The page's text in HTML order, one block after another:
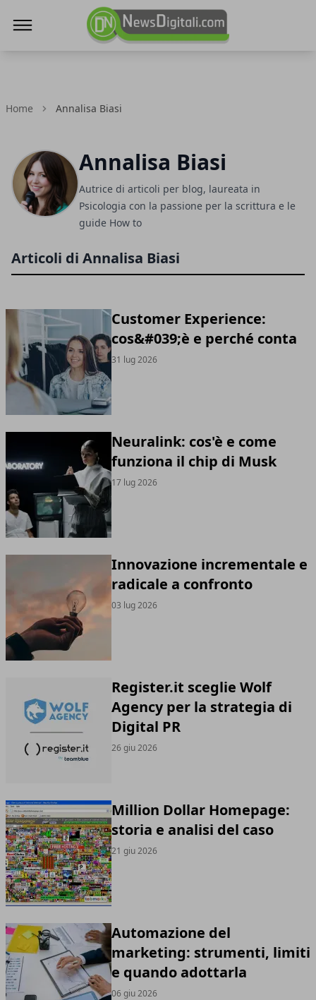
Home Annalisa Biasi
Annalisa Biasi
Autrice di articoli per blog, laureata in
Psicologia con la passione per la scrittura e le
guide How to
Articoli di Annalisa Biasi
Customer Experience:
cos&#039;è e perché conta
31 lug 2026
Neuralink: cos'è e come
funziona il chip di Musk
17 lug 2026
Innovazione incrementale e
radicale a confronto
03 lug 2026
Register.it sceglie Wolf
Agency per la strategia di
Digital PR
26 giu 2026
Million Dollar Homepage:
storia e analisi del caso
21 giu 2026
Automazione del
marketing: strumenti, limiti
e quando adottarla
06 giu 2026